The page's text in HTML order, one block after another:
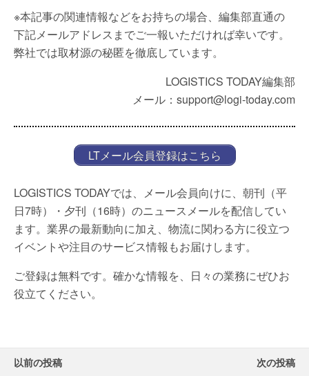
※本記事の関連情報などをお持ちの場合、編集部直通の
下記メールアドレスまでご一報いただければ幸いです。
弊社では取材源の秘匿を徹底しています。
LOGISTICS TODAY編集部
メール：support@logi-today.com
LTメール会員登録はこちら
LOGISTICS TODAYでは、メール会員向けに、朝刊（平
日7時）・夕刊（16時）のニュースメールを配信してい
ます。業界の最新動向に加え、物流に関わる方に役立つ
イベントや注目のサービス情報もお届けします。
ご登録は無料です。確かな情報を、日々の業務にぜひお
役立てください。
以前の投稿 次の投稿